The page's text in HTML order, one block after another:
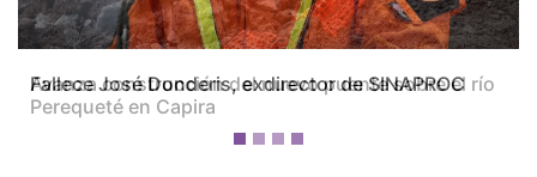
Avanza construcción del nuevo puente sobre el río
Perequeté en Capira